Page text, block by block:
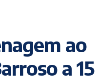
ao
a 15